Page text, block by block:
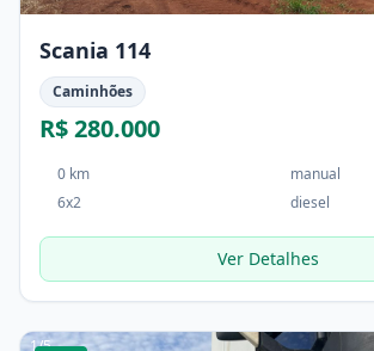
Scania 114
Caminhões
R$ 280.000
0 km
manual
6x2
diesel
Ver Detalhes
1/5